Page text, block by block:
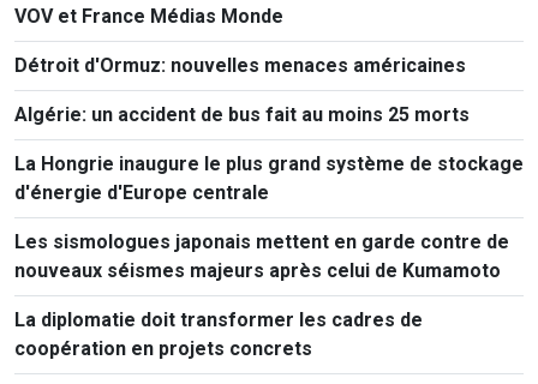
VOV et France Médias Monde
Détroit d'Ormuz: nouvelles menaces américaines
Algérie: un accident de bus fait au moins 25 morts
La Hongrie inaugure le plus grand système de stockage
d'énergie d'Europe centrale
Les sismologues japonais mettent en garde contre de
nouveaux séismes majeurs après celui de Kumamoto
La diplomatie doit transformer les cadres de
coopération en projets concrets